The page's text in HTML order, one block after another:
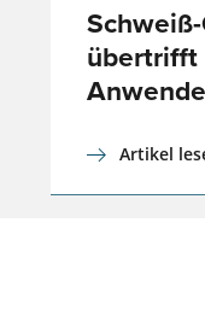
übertrifft
Artikel